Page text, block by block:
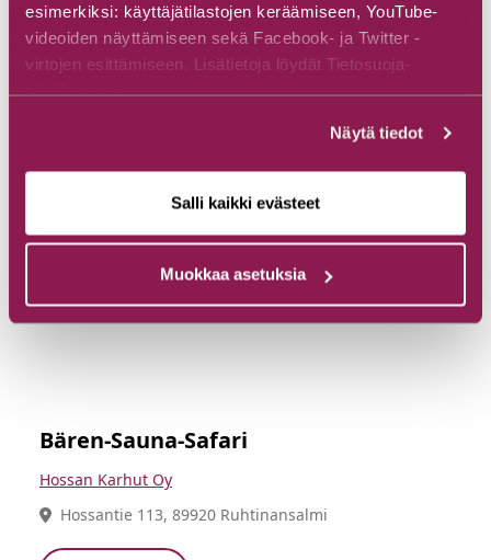
esimerkiksi: käyttäjätilastojen keräämiseen, YouTube-
videoiden näyttämiseen sekä Facebook- ja Twitter -
virtojen esittämiseen. Lisätietoja löydät Tietosuoja-
sivuiltamme.
Näytä tiedot
Salli kaikki evästeet
Muokkaa asetuksia
Bären-Sauna-Safari
Hossan Karhut Oy
Hossantie 113, 89920 Ruhtinansalmi